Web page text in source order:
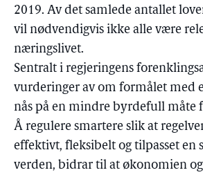
2019. Av det samlede antallet
vil nødvendigvis ikke alle være
næringslivet.
Sentralt i regjeringens
vurderinger av om formålet med
nås på en mindre byrdefull måte
Å regulere smartere slik at
effektivt, fleksibelt og tilpasset en
verden, bidrar til at økonomien og